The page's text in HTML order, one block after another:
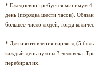
* Ежедневно требуется минимум 4
день (порядка шести часов).
большее число людей, тогда
* Для изготовления гирлянд (5
каждый день нужны 3 человека.
перебирал их.